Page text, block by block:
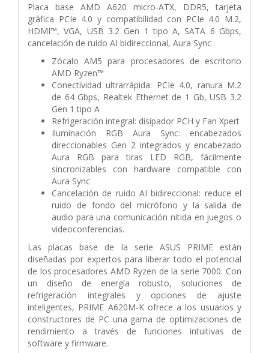
Placa base AMD A620 micro-ATX, DDR5, tarjeta
gráfica PCIe 4.0 y compatibilidad con PCIe 4.0 M.2,
HDMI™, VGA, USB 3.2 Gen 1 tipo A, SATA 6 Gbps,
cancelación de ruido AI bidireccional, Aura Sync
Zócalo AM5 para procesadores de escritorio
AMD Ryzen™
Conectividad ultrarrápida: PCIe 4.0, ranura M.2
de 64 Gbps, Realtek Ethernet de 1 Gb, USB 3.2
Gen 1 tipo A
Refrigeración integral: disipador PCH y Fan Xpert
Iluminación RGB Aura Sync: encabezados
direccionables Gen 2 integrados y encabezado
Aura RGB para tiras LED RGB, fácilmente
sincronizables con hardware compatible con
Aura Sync
Cancelación de ruido AI bidireccional: reduce el
ruido de fondo del micrófono y la salida de
audio para una comunicación nítida en juegos o
videoconferencias.
Las placas base de la serie ASUS PRIME están
diseñadas por expertos para liberar todo el potencial
de los procesadores AMD Ryzen de la serie 7000. Con
un diseño de energía robusto, soluciones de
refrigeración integrales y opciones de ajuste
inteligentes, PRIME A620M-K ofrece a los usuarios y
constructores de PC una gama de optimizaciones de
rendimiento a través de funciones intuitivas de
software y firmware.